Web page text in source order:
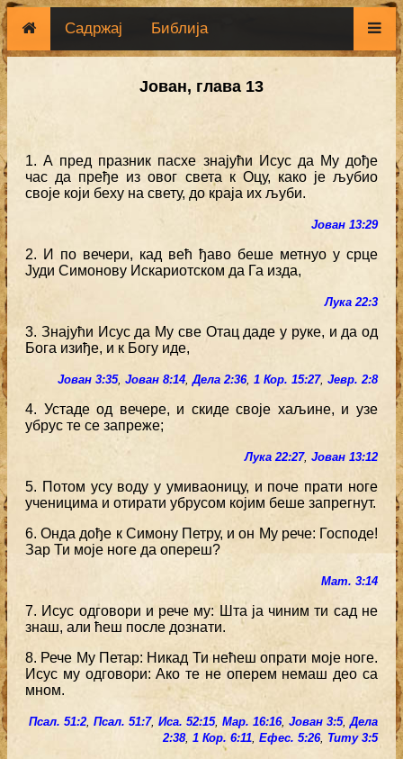
Садржај Библија
Јован, глава 13
1. А пред празник пасхе знајући Исус да Му дође
час да пређе из овог света к Оцу, како је љубио
своје који беху на свету, до краја их љуби.
Јован 13:29
2. И по вечери, кад већ ђаво беше метнуо у срце
Јуди Симонову Искариотском да Га изда,
Лука 22:3
3. Знајући Исус да Му све Отац даде у руке, и да од
Бога изиђе, и к Богу иде,
Јован 3:35, Јован 8:14,Дела 2:36, 1 Кор. 15:27, Јевр. 2:8
4. Устаде од вечере, и скиде своје хаљине, и узе
убрус те се запреже;
Лука 22:27, Јован 13:12
5. Потом усу воду у умиваоницу, и поче прати ноге
ученицима и отирати убрусом којим беше запрегнут.
6. Онда дође к Симону Петру, и он Му рече: Господе!
Зар Ти моје ноге да опереш?
Мат. 3:14
7. Исус одговори и рече му: Шта ја чиним ти сад не
знаш, али ћеш после дознати.
8. Рече Му Петар: Никад Ти нећеш опрати моје ноге.
Исус му одговори: Ако те не оперем немаш део са
мном.
Псал. 51:2, Псал. 51:7, Иса. 52:15, Мар. 16:16, Јован 3:5,Дела
2:38, 1 Кор. 6:11, Ефес. 5:26, Титу 3:5